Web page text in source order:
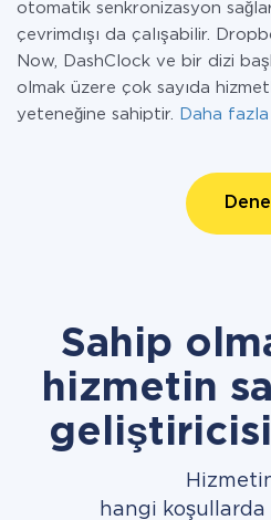
otomatik senkronizasyon
çevrimdışı da çalışabilir.
Now, DashClock ve bir dizi
olmak üzere çok sayıda
yeteneğine sahiptir.
Daha fazla
Dene
Sahip
hizmetin
hangi